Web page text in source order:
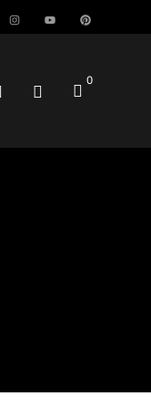
0